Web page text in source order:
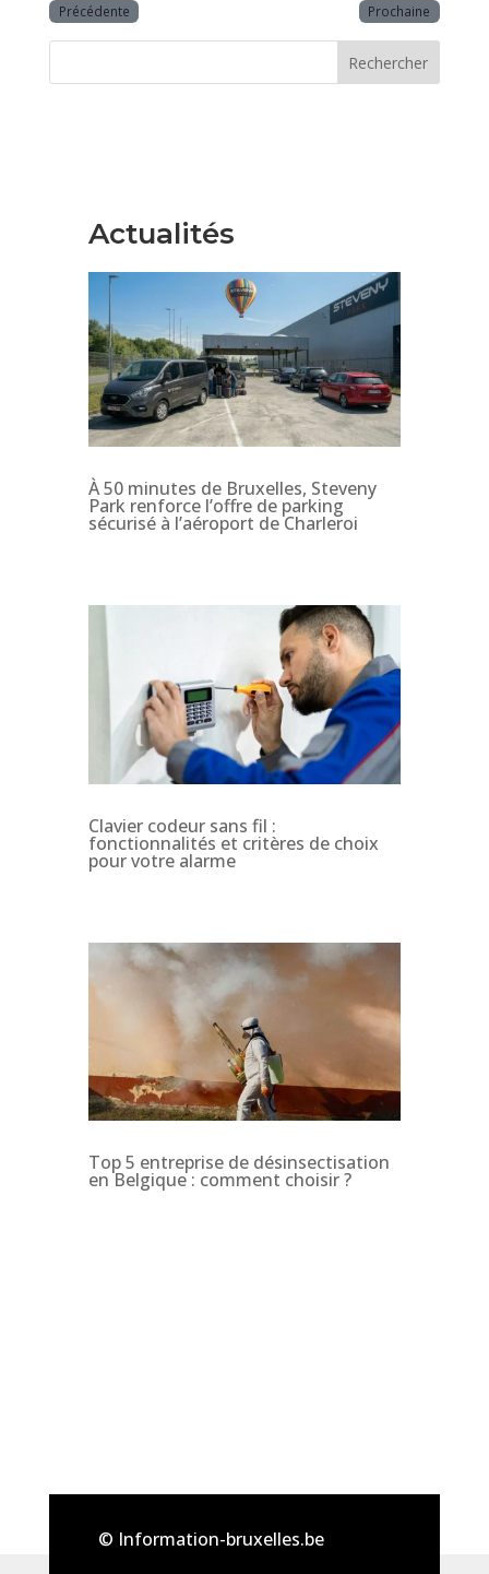
Précédente Prochaine
Rechercher
Actualités
À 50 minutes de Bruxelles, Steveny
Park renforce l’offre de parking
sécurisé à l’aéroport de Charleroi
Clavier codeur sans fil :
fonctionnalités et critères de choix
pour votre alarme
Top 5 entreprise de désinsectisation
en Belgique : comment choisir ?
© Information-bruxelles.be